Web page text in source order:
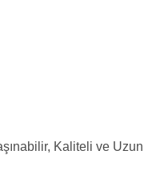
Kaliteli ve